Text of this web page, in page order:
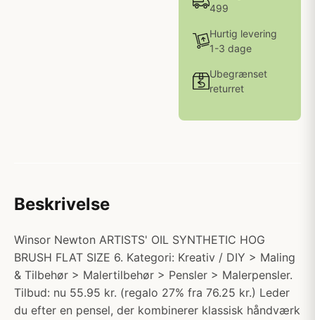
499
Hurtig levering
1-3 dage
Ubegrænset
returret
Beskrivelse
Winsor Newton ARTISTS' OIL SYNTHETIC HOG
BRUSH FLAT SIZE 6. Kategori: Kreativ / DIY > Maling
& Tilbehør > Malertilbehør > Pensler > Malerpensler.
Tilbud: nu 55.95 kr. (regalo 27% fra 76.25 kr.) Leder
du efter en pensel, der kombinerer klassisk håndværk